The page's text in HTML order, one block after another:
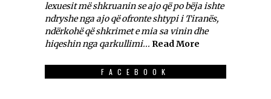
lexuesit më shkruanin se ajo që po bëja ishte
ndryshe nga ajo që ofronte shtypi i Tiranës,
ndërkohë që shkrimet e mia sa vinin dhe
hiqeshin nga qarkullimi... Read More
FACEBOOK